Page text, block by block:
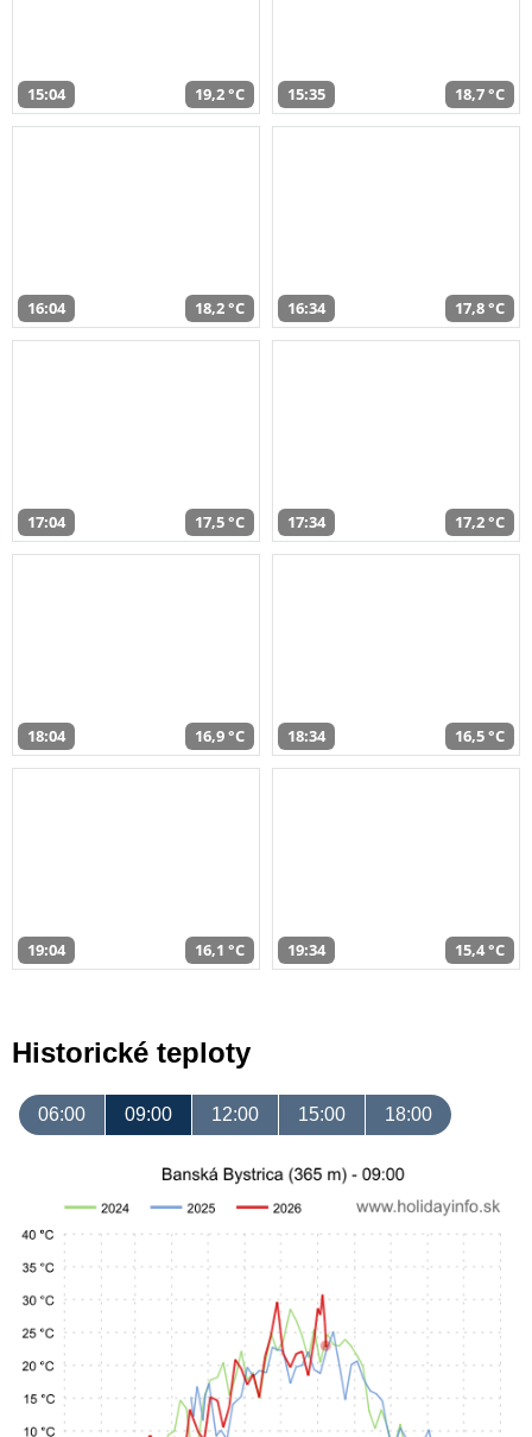
15:04 19,2 °C 15:35 18,7 °C
16:04 18,2 °C 16:34 17,8 °C
17:04 17,5 °C 17:34 17,2 °C
18:04 16,9 °C 18:34 16,5 °C
19:04 16,1 °C 19:34 15,4 °C
Historické teploty
06:00 09:00 12:00 15:00 18:00